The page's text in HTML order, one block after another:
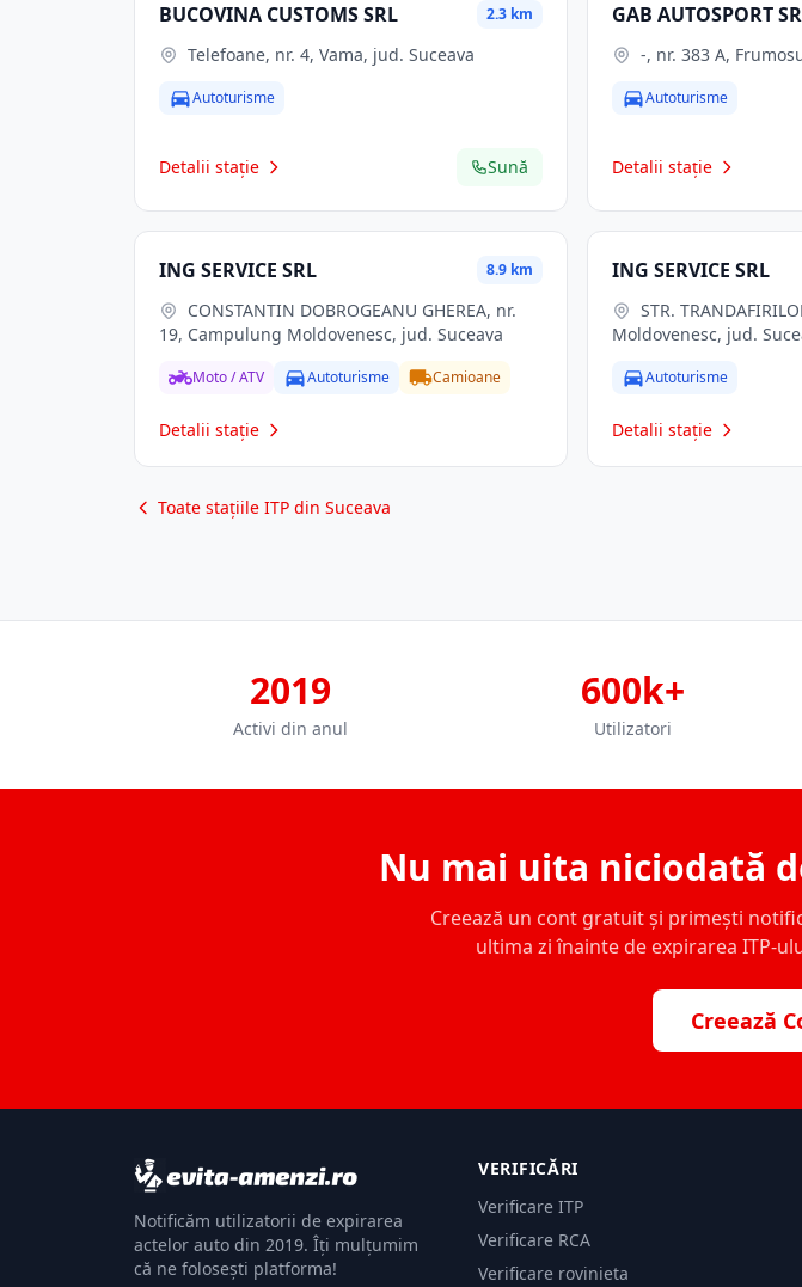
BUCOVINA CUSTOMS SRL 2.3 km
Telefoane, nr. 4, Vama, jud. Suceava
Autoturisme
Detalii stație Sună
GAB AUTOSPORT
-, nr. 383 A,
Autoturisme
Detalii stație
ING SERVICE SRL 8.9 km
19, Campulung Moldovenesc, jud. Suceava
Moto / ATV Autoturisme Camioane
Detalii stație
ING SERVICE SRL
Moldovenesc, jud.
Autoturisme
Detalii stație
Toate stațiile ITP din Suceava
2019
Activi din anul
600k+
Utilizatori
Nu mai uita niciodată
Creează un cont gratuit și primești
ultima zi înainte de expirarea ITP-
Creează
Notificăm utilizatorii de expirarea
actelor auto din 2019. Îți mulțumim
că ne folosești platforma!
VERIFICĂRI
Verificare ITP
Verificare RCA
Verificare rovinieta